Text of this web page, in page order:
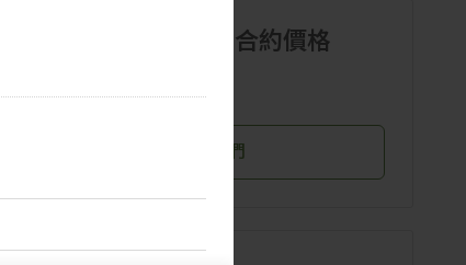
NAND Flash Wafer合約價格
聯絡我們